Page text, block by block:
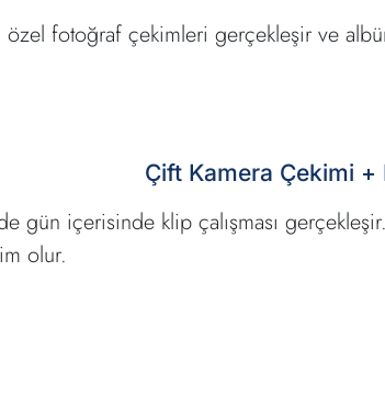
fotoğraf çekimleri gerçekleşir ve
Çift Kamera Çekimi
gün içerisinde klip çalışması
olur.